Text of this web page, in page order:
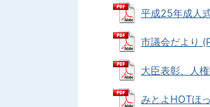
平成25年成人
市議会だより
大臣表彰、人
みとよHOTほ